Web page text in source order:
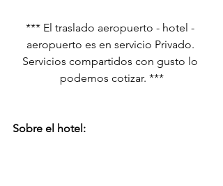
*** El traslado aeropuerto - hotel -
aeropuerto es en servicio Privado.
Servicios compartidos con gusto lo
podemos cotizar. ***
Sobre el hotel: